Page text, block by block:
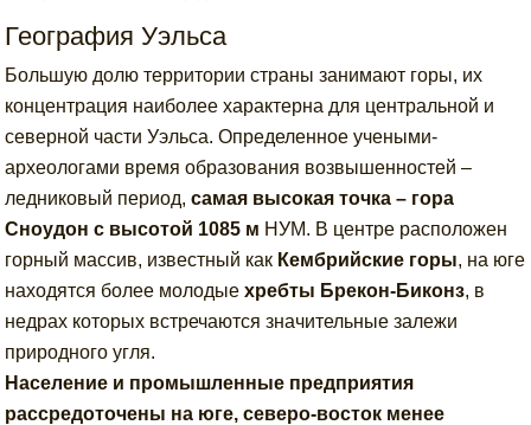
География Уэльса
Большую долю территории страны занимают горы, их
концентрация наиболее характерна для центральной и
северной части Уэльса. Определенное учеными-
археологами время образования возвышенностей –
ледниковый период,самая высокая точка – гора
Сноудон с высотой 1085 м НУМ. В центре расположен
горный массив, известный как Кембрийские горы, на юге
находятся более молодыехребты Брекон-Биконз, в
недрах которых встречаются значительные залежи
природного угля.
Население и промышленные предприятия
рассредоточены на юге, северо-восток менее